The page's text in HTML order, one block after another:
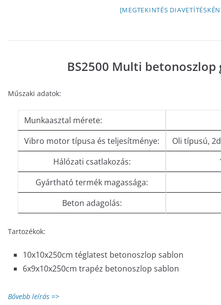
[MEGTEKINTÉS
BS2500 Multi betonoszlop
Műszaki adatok:
Munkaasztal mérete:
Vibro motor típusa és teljesítménye:
Oli típusú,
Hálózati csatlakozás:
Gyártható termék magassága:
Beton adagolás:
Tartozékok:
10x10x250cm téglatest betonoszlop sablon
6x9x10x250cm trapéz betonoszlop sablon
Bővebb leírás =>